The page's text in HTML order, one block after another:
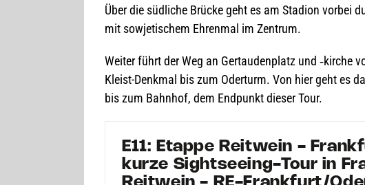
Über die süd­li­che Brü­cke geht es am Sta­dion vor­bei
mit sowje­ti­schem Ehren­mal im Zentrum.
Wei­ter führt der Weg an Ger­tau­den­platz und ‑kir­che
Kleist-Denk­mal bis zum Oder­turm. Von hier geht es
bis zum Bahn­hof, dem End­punkt die­ser Tour.